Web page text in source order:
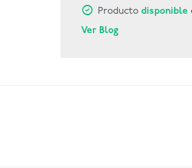
Productodisponible
Ver Blog